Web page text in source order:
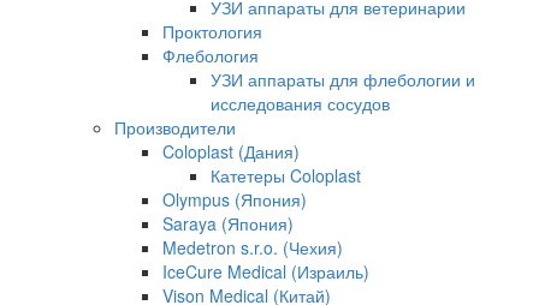
УЗИ аппараты для ветеринарии
Проктология
Флебология
УЗИ аппараты для флебологии и
исследования сосудов
Производители
Coloplast (Дания)
Катетеры Coloplast
Olympus (Япония)
Saraya (Япония)
Medetron s.r.o. (Чехия)
IceCure Medical (Израиль)
Vison Medical (Китай)